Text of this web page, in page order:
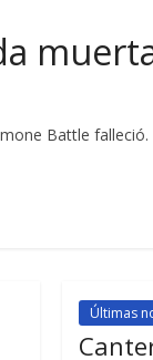
Battle
Últimas